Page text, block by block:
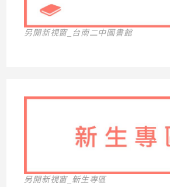
另開新視窗_台南二中圖書館
另開新視窗_新生專區